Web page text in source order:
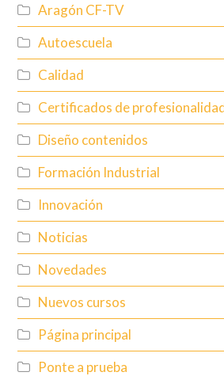
Aragón CF-TV
Autoescuela
Calidad
Certificados de
Diseño contenidos
Formación Industrial
Innovación
Noticias
Novedades
Nuevos cursos
Página principal
Ponte a prueba